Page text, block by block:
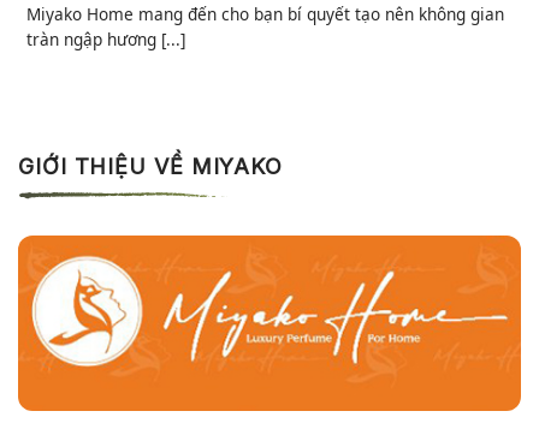
Miyako Home mang đến cho bạn bí quyết tạo nên không gian
tràn ngập hương [...]
GIỚI THIỆU VỀ MIYAKO